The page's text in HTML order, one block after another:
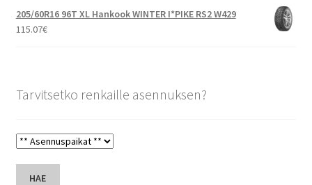
205/60R16 96T XL Hankook WINTER I*PIKE RS2 W429
115.07€
Tarvitsetko renkaille asennuksen?
HAE